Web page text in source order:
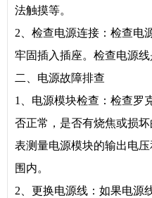
法触摸等。
2、检查电源连接：检查电
牢固插入插座。检查电源线
二、电源故障排查
1、电源模块检查：检查罗
否正常，是否有烧焦或损
表测量电源模块的输出电
围内。
2、更换电源线：如果电源